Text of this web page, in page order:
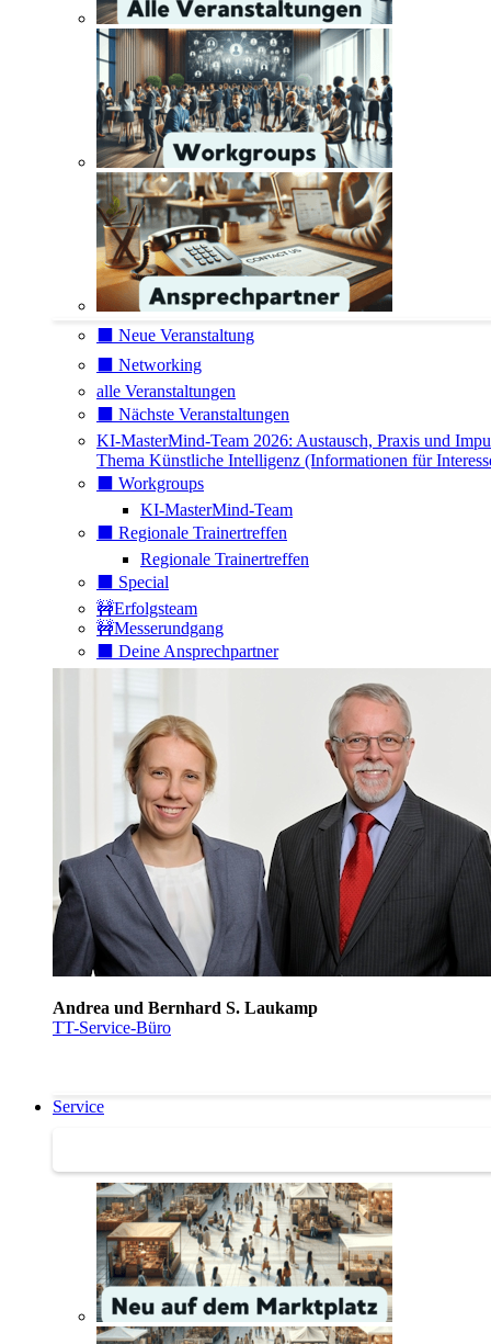
⬛️ Neue Veranstaltung
⬛️ Networking
alle Veranstaltungen
⬛️ Nächste Veranstaltungen
KI-MasterMind-Team 2026: Austausch, Praxis und
Thema Künstliche Intelligenz (Informationen für
⬛️ Workgroups
KI-MasterMind-Team
⬛️ Regionale Trainertreffen
Regionale Trainertreffen
⬛️ Special
🚧Erfolgsteam
🚧Messerundgang
⬛️ Deine Ansprechpartner
Andrea und Bernhard S. Laukamp
TT-Service-Büro
Service